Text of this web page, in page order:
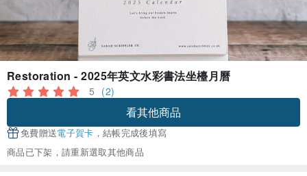
Restoration - 2025年英文水彩書法坐檯月曆
5 (2)
看其他商品
免費贈送電子賀卡 ，結帳完成後填寫
商品已下架，請重新選取其他商品